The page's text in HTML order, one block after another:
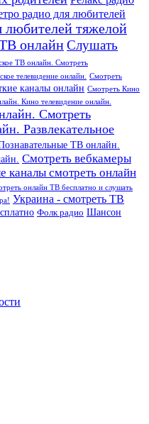
радио для любителей
любителей тяжелой
онлайнСлушать
ТВ онлайн. Смотреть
телевидение онлайн.
Смотреть
каналы онлайн Смотреть Кино
Кино телевидение онлайн.
Смотреть
Развлекательное
ТВ онлайн.
Смотреть вебкамеры
каналы смотреть онлайн
онлайн ТВ бесплатно и слушать
Украина - смотреть ТВ
Фолк радио Шансон